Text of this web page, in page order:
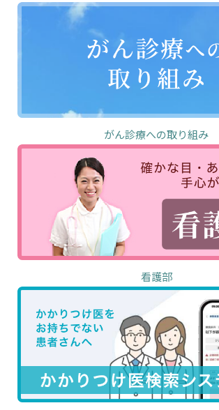
がん診療への取り組み
看護部